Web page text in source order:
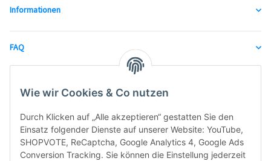
Wie wir Cookies & Co nutzen
Durch Klicken auf „Alle akzeptieren“ gestatten Sie den
Einsatz folgender Dienste auf unserer Website: YouTube,
SHOPVOTE, ReCaptcha, Google Analytics 4, Google Ads
Conversion Tracking. Sie können die Einstellung jederzeit
Informationen
FAQ
unsere Partner